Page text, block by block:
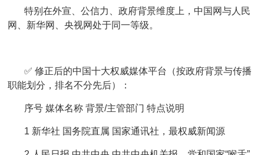
特别在外宣、公信力、政府背景维度上，中国网与人民
网、新华网、央视网处于同一等级。
✅ 修正后的中国十大权威媒体平台（按政府背景与传播
职能划分，排名不分先后）：
序号 媒体名称 背景/主管部门 特点说明
1 新华社 国务院直属 国家通讯社，最权威新闻源